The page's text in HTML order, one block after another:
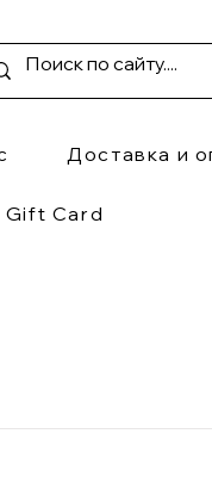
Доставка и
Gift Card